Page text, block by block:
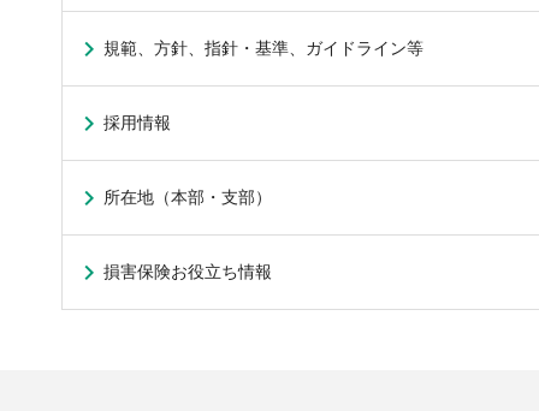
規範、方針、指針・基準、ガイドライン等
採用情報
所在地（本部・支部）
損害保険お役立ち情報